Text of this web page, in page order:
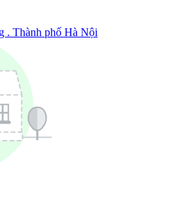
. Thành phố Hà Nội